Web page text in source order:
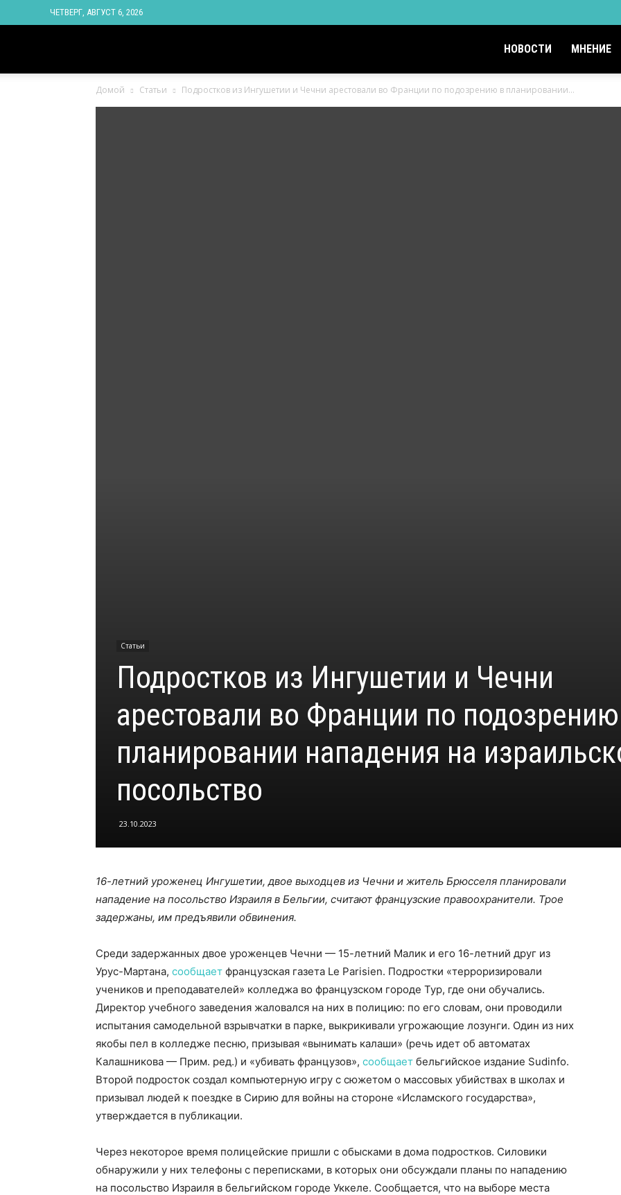
ЧЕТВЕРГ, АВГУСТ 6, 2026
Ингушетии
НОВОСТИ МНЕНИЕ
Домой Статьи Подростков из Ингушетии и Чечни арестовали во Франции по подозрению в планировании...
Статьи
Подростков из Ингушетии и Чечни
арестовали во Франции по
планировании нападения на
посольство
23.10.2023
16-летний уроженец Ингушетии, двое выходцев из Чечни и житель Брюсселя планировали
нападение на посольство Израиля в Бельгии, считают французские правоохранители. Трое
задержаны, им предъявили обвинения.
Среди задержанных двое уроженцев Чечни — 15-летний Малик и его 16-летний друг из
Урус-Мартана, сообщает французская газета Le Parisien. Подростки «терроризировали
учеников и преподавателей» колледжа во французском городе Тур, где они обучались.
Директор учебного заведения жаловался на них в полицию: по его словам, они проводили
испытания самодельной взрывчатки в парке, выкрикивали угрожающие лозунги. Один из них
якобы пел в колледже песню, призывая «вынимать калаши» (речь идет об автоматах
Калашникова — Прим. ред.) и «убивать французов», сообщает бельгийское издание Sudinfo.
Второй подросток создал компьютерную игру с сюжетом о массовых убийствах в школах и
призывал людей к поездке в Сирию для войны на стороне «Исламского государства»,
утверждается в публикации.
Через некоторое время полицейские пришли с обысками в дома подростков. Силовики
обнаружили у них телефоны с переписками, в которых они обсуждали планы по нападению
на посольство Израиля в бельгийском городе Уккеле. Сообщается, что на выборе места